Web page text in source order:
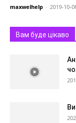
maxwelhelp - 2019-10-
Вам буде цікаво